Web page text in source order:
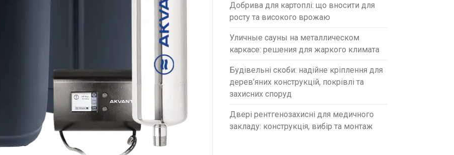
Добрива для картоплі: що вносити для
росту та високого врожаю
Уличные сауны на металлическом
каркасе: решения для жаркого климата
Будівельні скоби: надійне кріплення для
дерев’яних конструкцій, покрівлі та
захисних споруд
Двері рентгенозахисні для медичного
закладу: конструкція, вибір та монтаж